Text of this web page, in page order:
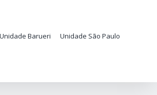
Unidade Barueri Unidade São Paulo